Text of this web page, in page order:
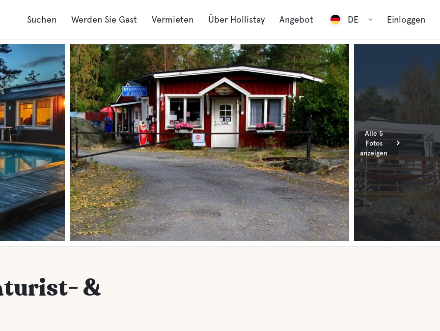
Suchen Werden Sie Gast Vermieten Über Hollistay Angebot DE Einloggen
Alle 5
Fotos
anzeigen
&